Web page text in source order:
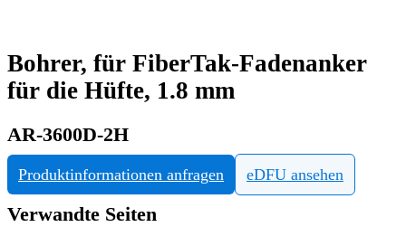
Bohrer, für FiberTak-Fadenanker
für die Hüfte, 1.8 mm
AR-3600D-2H
Produktinformationen anfragen eDFU ansehen
Verwandte Seiten